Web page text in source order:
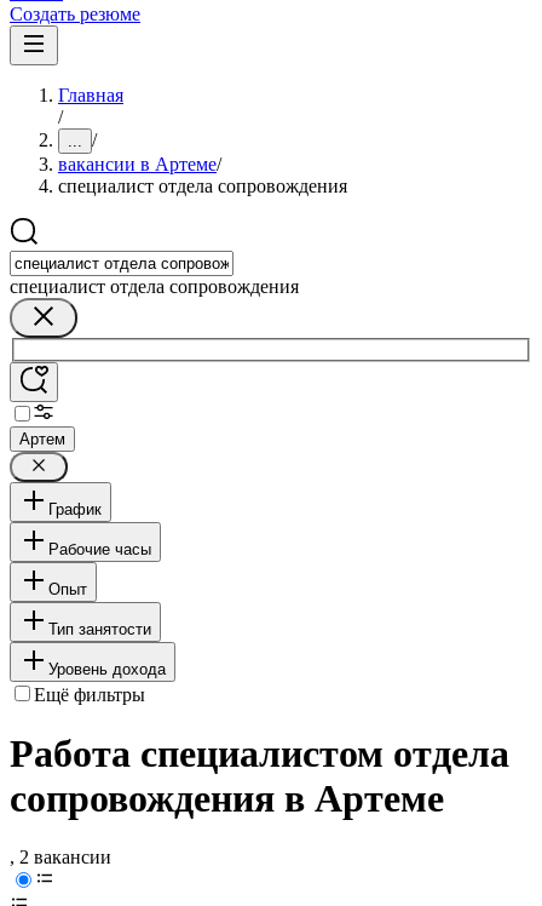
Создать резюме
Главная
/
... /
вакансии в Артеме/
специалист отдела сопровождения
специалист отдела сопровождения
Артем
График
Рабочие часы
Опыт
Тип занятости
Уровень дохода
Ещё фильтры
Работа специалистом отдела
сопровождения в Артеме
, 2 вакансии